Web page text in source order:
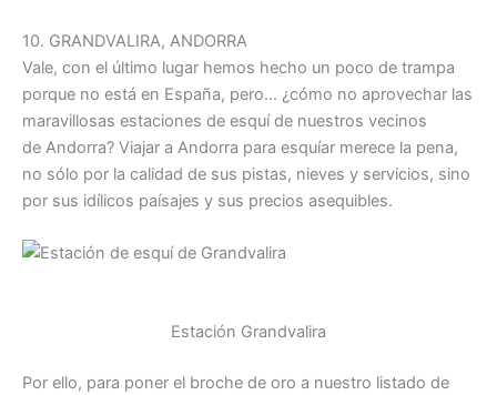
10. GRANDVALIRA, ANDORRA
Vale, con el último lugar hemos hecho un poco de trampa
porque no está en España, pero… ¿cómo no aprovechar las
maravillosas estaciones de esquí de nuestros vecinos
de Andorra? Viajar a Andorra para esquíar merece la pena,
no sólo por la calidad de sus pistas, nieves y servicios, sino
por sus idílicos paísajes y sus precios asequibles.
Estación Grandvalira
Por ello, para poner el broche de oro a nuestro listado de